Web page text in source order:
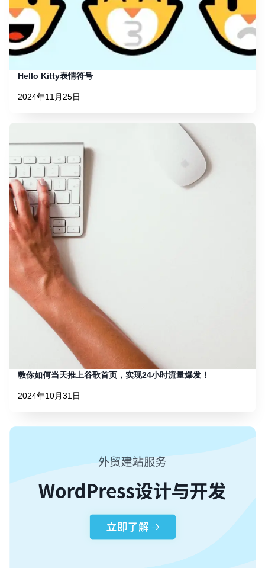
Hello Kitty表情符号
2024年11月25日
教你如何当天推上谷歌首页，实现24小时流量爆发！
2024年10月31日